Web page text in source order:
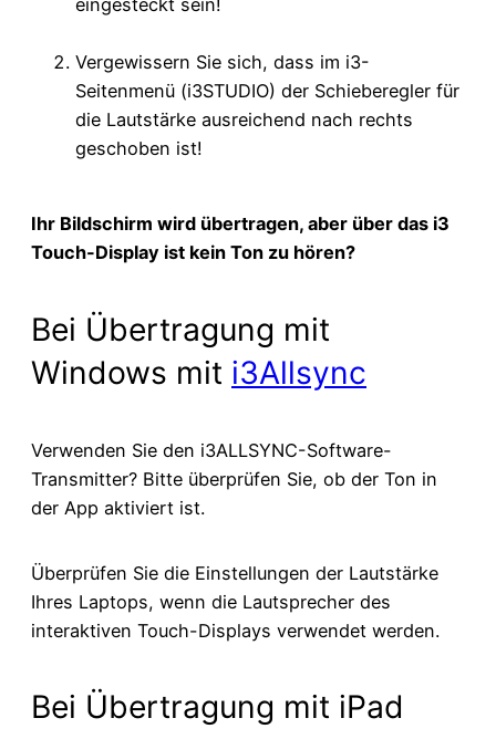
Vergewissern Sie sich, dass im i3-
Seitenmenü (i3STUDIO) der Schieberegler für
die Lautstärke ausreichend nach rechts
geschoben ist!
Ihr Bildschirm wird übertragen, aber über das i3
Touch-Display ist kein Ton zu hören?
Bei Übertragung mit
Windows mit i3Allsync
Verwenden Sie den i3ALLSYNC-Software-
Transmitter? Bitte überprüfen Sie, ob der Ton in
der App aktiviert ist.
Überprüfen Sie die Einstellungen der Lautstärke
Ihres Laptops, wenn die Lautsprecher des
interaktiven Touch-Displays verwendet werden.
Bei Übertragung mit iPad